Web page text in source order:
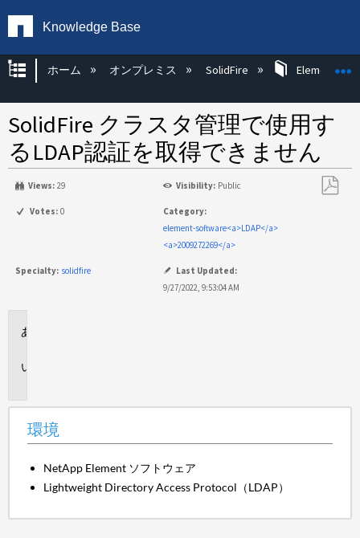
Knowledge Base
グローバル階層を展開/折りたたむ
ホーム オンプレミス SolidFire Element OS
SolidFire クラスタ管理で使用す
るLDAP認証を取得できません
Views: 29 Visibility: Public
Votes: 0
Category:
element-software<a>LDAP</a>
<a>2009272269</a>
Specialty: solidfire
Last Updated:
9/27/2022, 9:53:04 AM
環境
NetApp Element ソフトウェア
Lightweight Directory Access Protocol（LDAP）